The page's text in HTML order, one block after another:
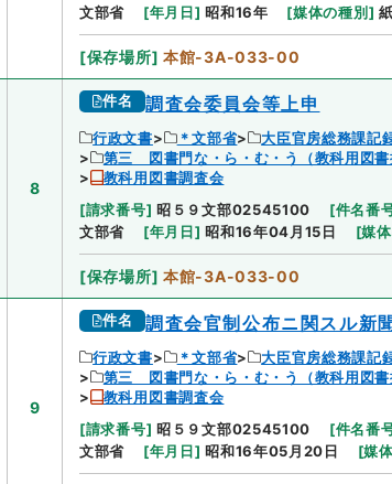
文部省
[年月日] 昭和16年 [媒体の種別 ] 紙
[保存場所] 本館-3A-033-00
8
件名 調査会委員会等上申
行政文書 ＊文部省 大臣官房総務課記
第三 図書門な・ら・む・う（教科用図書
教科用図書調査会
[請求番号] 昭５９文部02545100 [件名番
文部省
[年月日] 昭和16年04月15日 [媒
[保存場所] 本館-3A-033-00
9
件名 調査会官制公布ニ関スル新
行政文書 ＊文部省 大臣官房総務課記
第三 図書門な・ら・む・う（教科用図書
教科用図書調査会
[請求番号] 昭５９文部02545100 [件名番
文部省
[年月日] 昭和16年05月20日 [媒